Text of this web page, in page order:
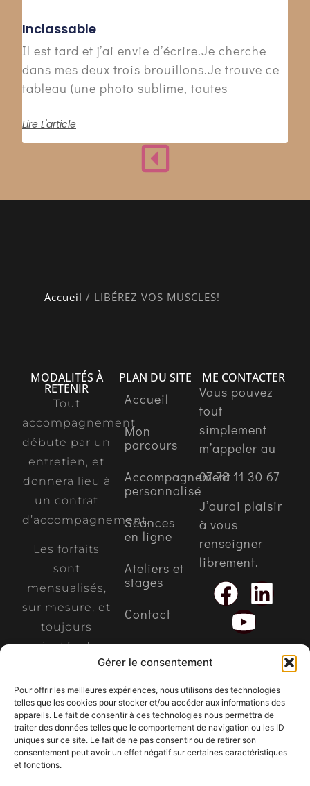
Gérer le consentement
Pour offrir les meilleures expériences, nous utilisons des technologies
telles que les cookies pour stocker et/ou accéder aux informations des
appareils. Le fait de consentir à ces technologies nous permettra de
traiter des données telles que le comportement de navigation ou les ID
uniques sur ce site. Le fait de ne pas consentir ou de retirer son
consentement peut avoir un effet négatif sur certaines caractéristiques
et fonctions.
Inclassable
Il est tard et j’ai envie d’écrire.Je cherche
dans mes deux trois brouillons.Je trouve ce
tableau (une photo sublime, toutes
Lire L'article
Accueil / LIBÉREZ VOS MUSCLES!
MODALITÉS À
RETENIR
Tout
accompagnement
débute par un
entretien, et
donnera lieu à
un contrat
d’accompagnement.
Les forfaits
sont
mensualisés,
sur mesure, et
toujours
ajustés de
votre propre
main.
PLAN DU SITE
Accueil
Mon
parcours
Accompagnement
personnalisé
Séances
en ligne
Ateliers et
stages
Contact
ME CONTACTER
Vous pouvez
tout
simplement
m’appeler au
07 78 11 30 67
J’aurai plaisir
à vous
renseigner
librement.